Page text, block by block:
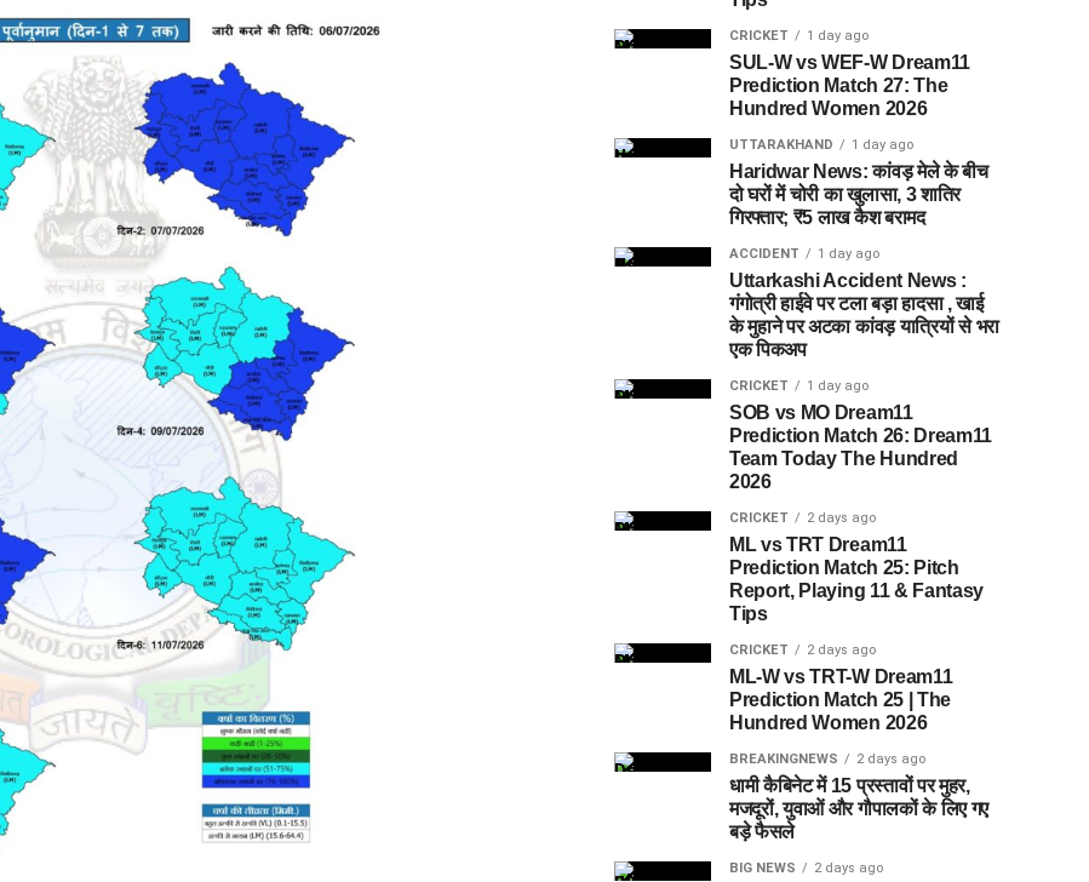
CRICKET 1 day ago
SUL-W vs WEF-W Dream11
Prediction Match 27: The
Hundred Women 2026
UTTARAKHAND 1 day ago
Haridwar News: कांवड़ मेले के बीच
दो घरों में चोरी का खुलासा, 3 शातिर
गिरफ्तार; ₹5 लाख कैश बरामद
ACCIDENT 1 day ago
Uttarkashi Accident News :
गंगोत्री हाईवे पर टला बड़ा हादसा , खाई
के मुहाने पर अटका कांवड़ यात्रियों से भरा
एक पिकअप
CRICKET 1 day ago
SOB vs MO Dream11
Prediction Match 26: Dream11
Team Today The Hundred
2026
CRICKET 2 days ago
ML vs TRT Dream11
Prediction Match 25: Pitch
Report, Playing 11 & Fantasy
Tips
CRICKET 2 days ago
ML-W vs TRT-W Dream11
Prediction Match 25 | The
Hundred Women 2026
BREAKINGNEWS 2 days ago
धामी कैबिनेट में 15 प्रस्तावों पर मुहर,
मजदूरों, युवाओं और गौपालकों के लिए गए
बड़े फैसले
BIG NEWS 2 days ago